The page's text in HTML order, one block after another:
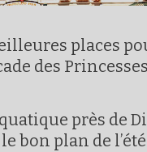
places
des
près de
bon plan de